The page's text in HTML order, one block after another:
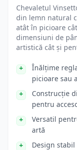
Chevaletul
din lemn natural
atât în picioare
dimensiuni de
artistică cât și
Înălțime
picioare sau
Construcție
pentru
Versatil
artă
Design